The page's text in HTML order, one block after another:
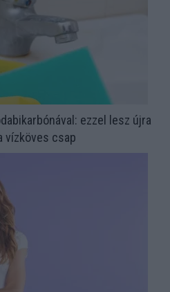
ezzel lesz újra
vízköves csap